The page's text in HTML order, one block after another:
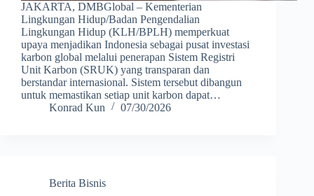
JAKARTA, DMBGlobal – Kementerian
Lingkungan Hidup/Badan Pengendalian
Lingkungan Hidup (KLH/BPLH) memperkuat
upaya menjadikan Indonesia sebagai pusat investasi
karbon global melalui penerapan Sistem Registri
Unit Karbon (SRUK) yang transparan dan
berstandar internasional. Sistem tersebut dibangun
untuk memastikan setiap unit karbon dapat…
Konrad Kun
07/30/2026
Berita Bisnis